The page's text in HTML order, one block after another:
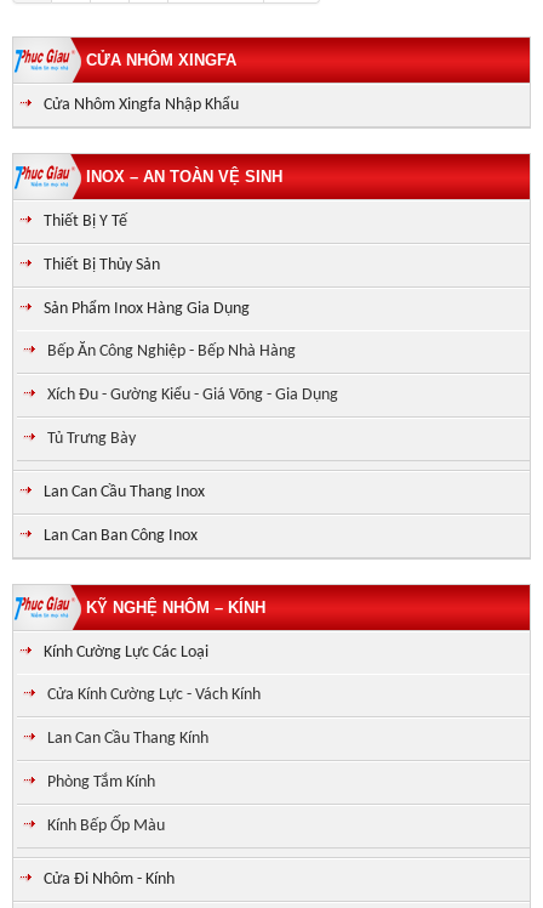
CỬA NHÔM XINGFA
Cửa Nhôm Xingfa Nhập Khẩu
INOX – AN TOÀN VỆ SINH
Thiết Bị Y Tế
Thiết Bị Thủy Sản
Sản Phẩm Inox Hàng Gia Dụng
Bếp Ăn Công Nghiệp - Bếp Nhà Hàng
Xích Đu - Gường Kiểu - Giá Võng - Gia Dụng
Tủ Trưng Bày
Lan Can Cầu Thang Inox
Lan Can Ban Công Inox
KỸ NGHỆ NHÔM – KÍNH
Kính Cường Lực Các Loại
Cửa Kính Cường Lực - Vách Kính
Lan Can Cầu Thang Kính
Phòng Tắm Kính
Kính Bếp Ốp Màu
Cửa Đi Nhôm - Kính